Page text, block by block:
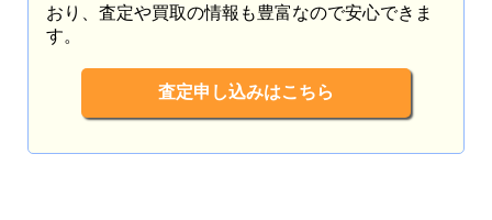
おり、査定や買取の情報も豊富なので安心できま
す。
査定申し込みはこちら